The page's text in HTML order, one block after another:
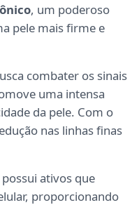
, um poderoso
pele mais firme e
combater os sinais
uma intensa
da pele. Com o
nas linhas finas
possui ativos que
proporcionando